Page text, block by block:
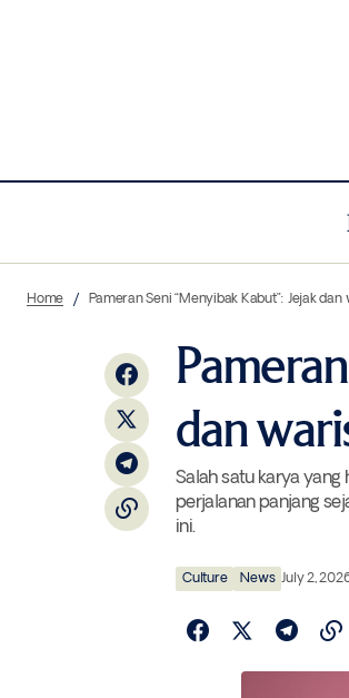
Tissot Gentleman 38 mm: Teman Setia di
Setiap Detik Perjalanan
Home Pameran Seni “Menyibak Kabut”: Jejak
dan
Salah satu karya
perjalanan panjang
ini.
Culture News July 2,